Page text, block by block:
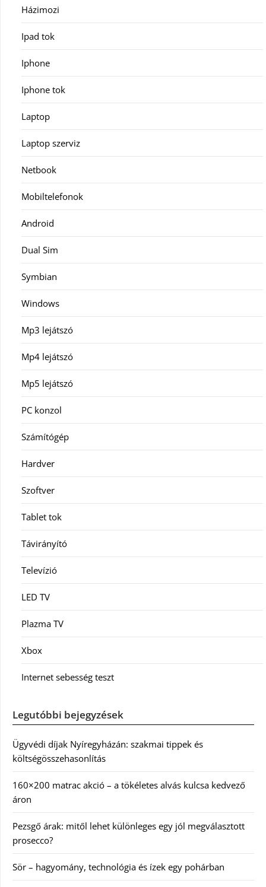
Házimozi
Ipad tok
Iphone
Iphone tok
Laptop
Laptop szerviz
Netbook
Mobiltelefonok
Android
Dual Sim
Symbian
Windows
Mp3 lejátszó
Mp4 lejátszó
Mp5 lejátszó
PC konzol
Számítógép
Hardver
Szoftver
Tablet tok
Távirányító
Televízió
LED TV
Plazma TV
Xbox
Internet sebesség teszt
Legutóbbi bejegyzések
Ügyvédi díjak Nyíregyházán: szakmai tippek és
költségösszehasonlítás
160×200 matrac akció – a tökéletes alvás kulcsa kedvező
áron
Pezsgő árak: mitől lehet különleges egy jól megválasztott
prosecco?
Sör – hagyomány, technológia és ízek egy pohárban